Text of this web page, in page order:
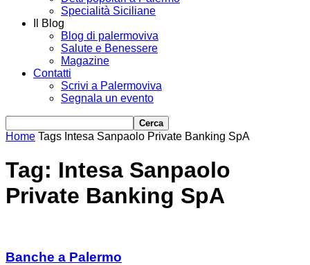
Specialità Siciliane
Il Blog
Blog di palermoviva
Salute e Benessere
Magazine
Contatti
Scrivi a Palermoviva
Segnala un evento
Home Tags Intesa Sanpaolo Private Banking SpA
Tag: Intesa Sanpaolo
Private Banking SpA
Banche a Palermo